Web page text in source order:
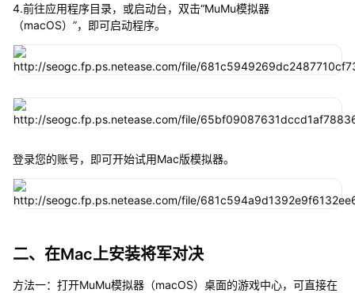
4.前往应用程序目录，或启动台，双击“MuMu模拟器
（macOS）”，即可启动程序。
登录您的账号，即可开始试用Mac版模拟器。
二、在Mac上安装将军对决
方法一：打开MuMu模拟器（macOS）桌面的游戏中心，可直接在